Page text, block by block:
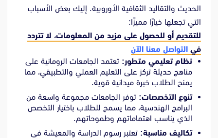
الحديث والتقاليد الثقافية الأوروبية. إليك بعض الأسباب
التي تجعلها خيارًا مميزًا:
للتقديم أو للحصول على مزيد من المعلومات، لا تتردد
في التواصل معنا الآن
نظام تعليمي متطور: تعتمد الجامعات الرومانية على
مناهج حديثة تركز على التعليم العملي والتطبيقي، مما
يمنح الطلاب خبرة ميدانية قوية.
تنوع التخصصات: توفر الجامعات مجموعة واسعة من
البرامج الهندسية، مما يسمح للطلاب باختيار التخصص
الذي يناسب اهتماماتهم وطموحاتهم.
تكاليف مناسبة: تعتبر رسوم الدراسة والمعيشة في